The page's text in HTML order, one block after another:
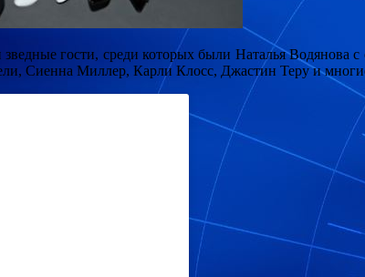
гости, среди которых были Наталья
Сиенна Миллер, Карли Клосс, Джастин Теру и